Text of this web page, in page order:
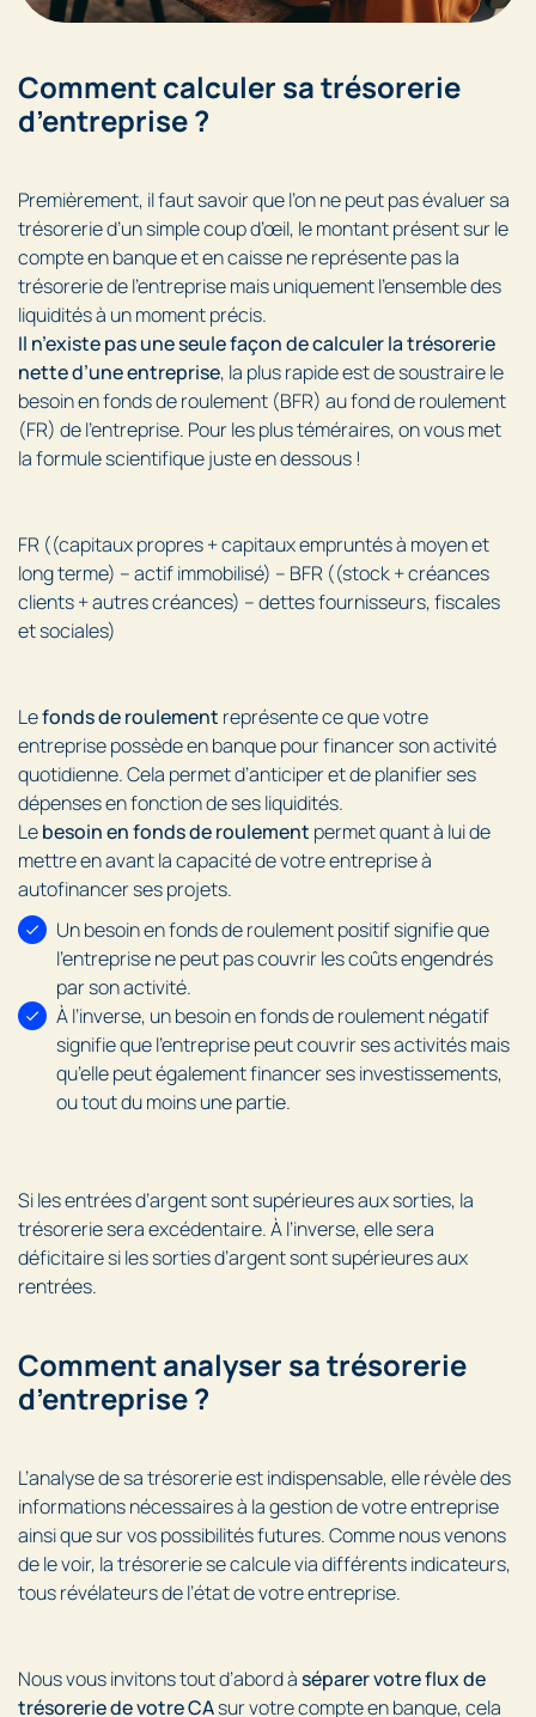
Comment calculer sa trésorerie
d’entreprise ?
Premièrement, il faut savoir que l’on ne peut pas évaluer sa
trésorerie d’un simple coup d’œil, le montant présent sur le
compte en banque et en caisse ne représente pas la
trésorerie de l’entreprise mais uniquement l’ensemble des
liquidités à un moment précis.
Il n’existe pas une seule façon de calculer la trésorerie
nette d’une entreprise, la plus rapide est de soustraire le
besoin en fonds de roulement (BFR) au fond de roulement
(FR) de l’entreprise. Pour les plus téméraires, on vous met
la formule scientifique juste en dessous !
FR ((capitaux propres + capitaux empruntés à moyen et
long terme) – actif immobilisé) – BFR ((stock + créances
clients + autres créances) – dettes fournisseurs, fiscales
et sociales)
Lefonds de roulement représente ce que votre
entreprise possède en banque pour financer son activité
quotidienne. Cela permet d’anticiper et de planifier ses
dépenses en fonction de ses liquidités.
Lebesoin en fonds de roulement permet quant à lui de
mettre en avant la capacité de votre entreprise à
autofinancer ses projets.
Un besoin en fonds de roulement positif signifie que
l’entreprise ne peut pas couvrir les coûts engendrés
par son activité.
À l’inverse, un besoin en fonds de roulement négatif
signifie que l’entreprise peut couvrir ses activités mais
qu’elle peut également financer ses investissements,
ou tout du moins une partie.
Si les entrées d’argent sont supérieures aux sorties, la
trésorerie sera excédentaire. À l’inverse, elle sera
déficitaire si les sorties d’argent sont supérieures aux
rentrées.
Comment analyser sa trésorerie
d’entreprise ?
L’analyse de sa trésorerie est indispensable, elle révèle des
informations nécessaires à la gestion de votre entreprise
ainsi que sur vos possibilités futures. Comme nous venons
de le voir, la trésorerie se calcule via différents indicateurs,
tous révélateurs de l’état de votre entreprise.
Nous vous invitons tout d’abord àséparer votre flux de
trésorerie de votre CAsur votre compte en banque, cela